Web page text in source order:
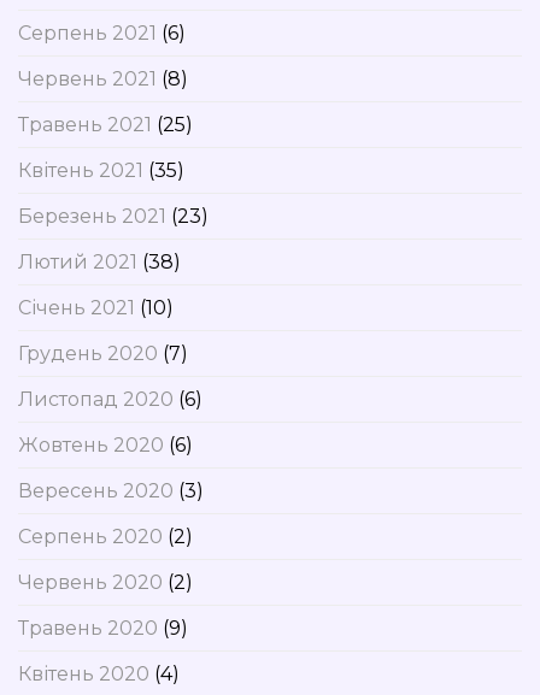
Серпень 2021 (6)
Червень 2021 (8)
Травень 2021 (25)
Квітень 2021 (35)
Березень 2021 (23)
Лютий 2021 (38)
Січень 2021 (10)
Грудень 2020 (7)
Листопад 2020 (6)
Жовтень 2020 (6)
Вересень 2020 (3)
Серпень 2020 (2)
Червень 2020 (2)
Травень 2020 (9)
Квітень 2020 (4)